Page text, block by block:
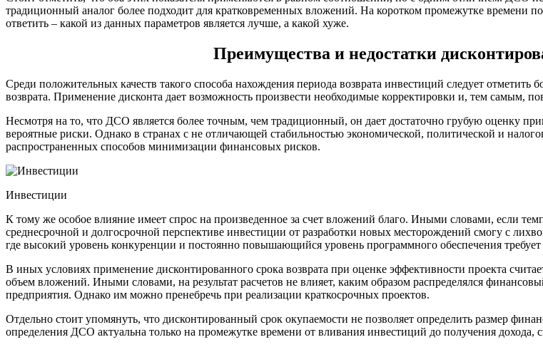
традиционный аналог более подходит для кратковременных вложений. На коротком промежутке времени
ответить – какой из данных параметров является лучше, а какой хуже.
Преимущества и недостатки
Среди положительных качеств такого способа нахождения периода возврата инвестиций следует
возврата. Применение дисконта дает возможность произвести необходимые корректировки и, тем самым,
Несмотря на то, что ДСО является более точным, чем традиционный, он дает достаточно грубую оценку
вероятные риски. Однако в странах с не отличающей стабильностью экономической, политической и
распространенных способов минимизации финансовых рисков.
Инвестиции
К тому же особое влияние имеет спрос на произведенное за счет вложений благо. Иными словами, если
среднесрочной и долгосрочной перспективе инвестиции от разработки новых месторождений смогу с
где высокий уровень конкуренции и постоянно повышающийся уровень программного обеспечения
В иных условиях применение дисконтированного срока возврата при оценке эффективности проекта
объем вложений. Иными словами, на результат расчетов не влияет, каким образом распределялся
предприятия. Однако им можно пренебречь при реализации краткосрочных проектов.
Отдельно стоит упомянуть, что дисконтированный срок окупаемости не позволяет определить размер
определения ДСО актуальна только на промежутке времени от вливания инвестиций до получения дохода,